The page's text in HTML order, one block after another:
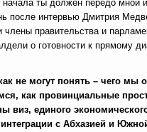
ты должен передо мной
после интервью Дмитрия
члены правительства и
о готовности к прямому
не могут понять – чего мы
как провинциальные
виз, единого
интеграции с Абхазией и